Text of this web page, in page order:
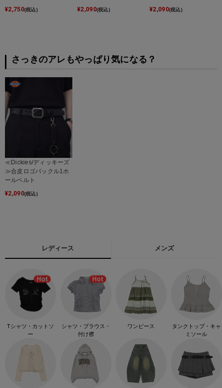
¥2,750(税込)
¥2,090(税込)
¥2,090(税込)
さっきのアレもやっぱり気になる？
≪Dickies/ディッキーズ
≫合皮ロゴバックル1ホ
ールベルト
¥2,090(税込)
レディース メンズ
Tシャツ・カットソ
ー
シャツ・ブラウス・
付け襟
ワンピース
タンクトップ・キャ
ミソール